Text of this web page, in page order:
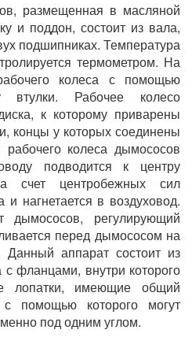
размещенная в масляной
и поддон, состоит из вала,
подшипниках. Температура
термометром. На
колеса с помощью
втулки. Рабочее колесо
к которому приварены
концы у которых соединены
колеса дымососов
подводится к центру
счет центробежных сил
и нагнетается в воздуховод.
дымососов, регулирующий
перед дымососом на
аппарат состоит из
с фланцами, внутри которого
лопатки, имеющие общий
помощью которого могут
под одним углом.